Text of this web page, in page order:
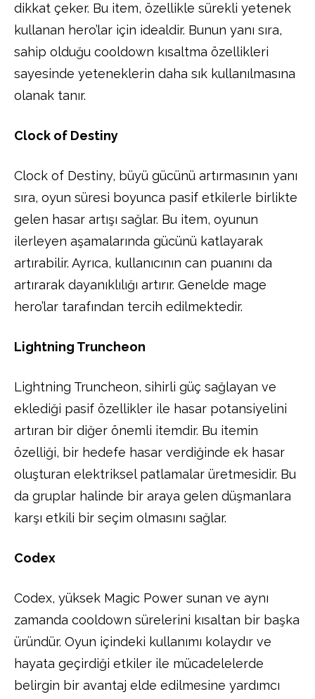
dikkat çeker. Bu item, özellikle sürekli yetenek
kullanan hero’lar için idealdir. Bunun yanı sıra,
sahip olduğu cooldown kısaltma özellikleri
sayesinde yeteneklerin daha sık kullanılmasına
olanak tanır.
Clock of Destiny
Clock of Destiny, büyü gücünü artırmasının yanı
sıra, oyun süresi boyunca pasif etkilerle birlikte
gelen hasar artışı sağlar. Bu item, oyunun
ilerleyen aşamalarında gücünü katlayarak
artırabilir. Ayrıca, kullanıcının can puanını da
artırarak dayanıklılığı artırır. Genelde mage
hero’lar tarafından tercih edilmektedir.
Lightning Truncheon
Lightning Truncheon, sihirli güç sağlayan ve
eklediği pasif özellikler ile hasar potansiyelini
artıran bir diğer önemli itemdir. Bu itemin
özelliği, bir hedefe hasar verdiğinde ek hasar
oluşturan elektriksel patlamalar üretmesidir. Bu
da gruplar halinde bir araya gelen düşmanlara
karşı etkili bir seçim olmasını sağlar.
Codex
Codex, yüksek Magic Power sunan ve aynı
zamanda cooldown sürelerini kısaltan bir başka
üründür. Oyun içindeki kullanımı kolaydır ve
hayata geçirdiği etkiler ile mücadelelerde
belirgin bir avantaj elde edilmesine yardımcı